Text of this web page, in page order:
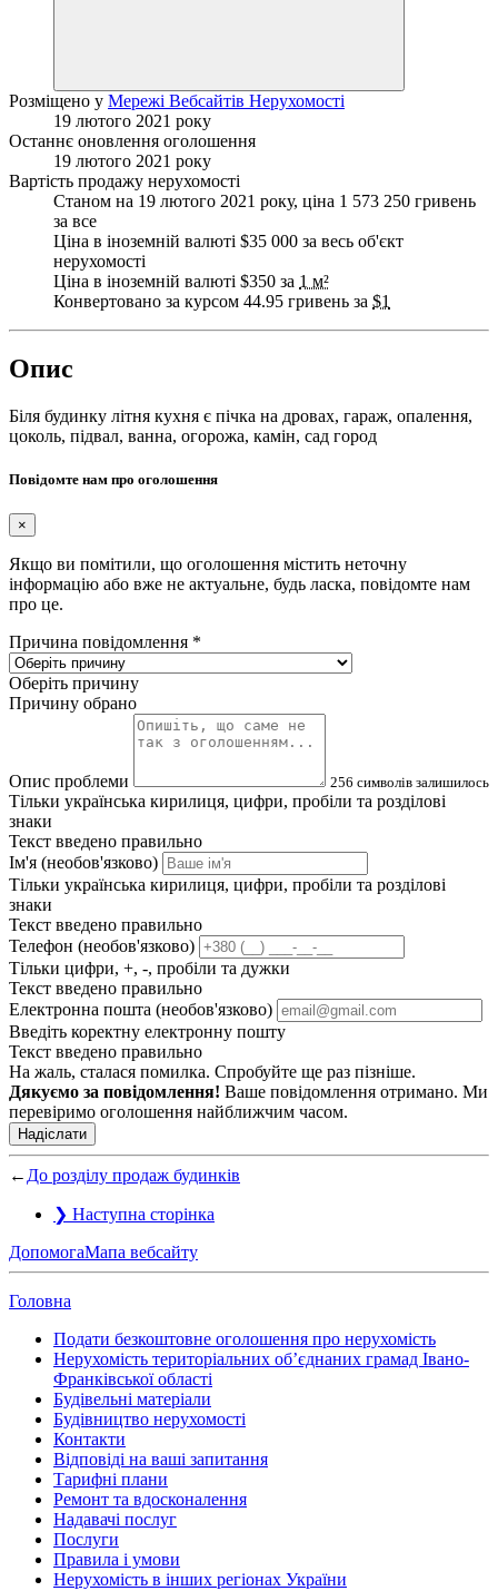
Розміщено у Мережі Вебсайтів Нерухомості
19 лютого 2021 року
Останнє оновлення оголошення
19 лютого 2021 року
Вартість продажу нерухомості
Станом на 19 лютого 2021 року, ціна 1 573 250 гривень
за все
Ціна в іноземній валюті $35 000 за весь об'єкт
нерухомості
Ціна в іноземній валюті $350 за 1 м²
Конвертовано за курсом 44.95 гривень за $1
Опис
Біля будинку літня кухня є пічка на дровах, гараж, опалення,
цоколь, підвал, ванна, огорожа, камін, сад город
Повідомте нам про оголошення
×
Якщо ви помітили, що оголошення містить неточну
інформацію або вже не актуальне, будь ласка, повідомте нам
про це.
Причина повідомлення *
Оберіть причину
Причину обрано
Опис проблеми 256 символів залишилось
Тільки українська кирилиця, цифри, пробіли та розділові
знаки
Текст введено правильно
Ім'я (необов'язково)
Тільки українська кирилиця, цифри, пробіли та розділові
знаки
Текст введено правильно
Телефон (необов'язково)
Тільки цифри, +, -, пробіли та дужки
Текст введено правильно
Електронна пошта (необов'язково)
Введіть коректну електронну пошту
Текст введено правильно
На жаль, сталася помилка. Спробуйте ще раз пізніше.
Дякуємо за повідомлення! Ваше повідомлення отримано. Ми
перевіримо оголошення найближчим часом.
Надіслати
← До розділу продаж будинків
❯ Наступна сторінка
ДопомогаМапа вебсайту
Головна
Подати безкоштовне оголошення про нерухомість
Нерухомість територіальних об’єднаних грамад Івано-
Франківської області
Будівельні матеріали
Будівництво нерухомості
Контакти
Відповіді на ваші запитання
Тарифні плани
Ремонт та вдосконалення
Надавачі послуг
Послуги
Правила і умови
Нерухомість в інших регіонах України